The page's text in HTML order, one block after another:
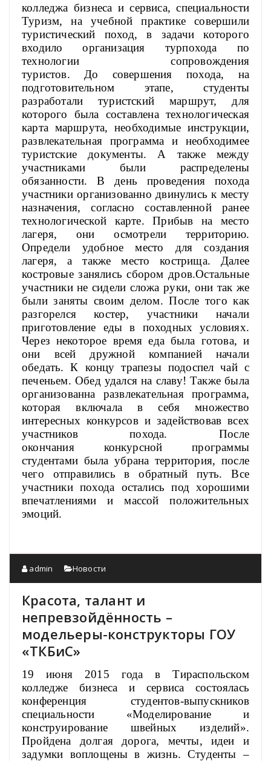
колледжа бизнеса и сервиса, специальности
Туризм, на учебной практике совершили
туристический поход, в задачи которого
входило организация турпохода по
технологии сопровождения
туристов. До совершения похода, на
подготовительном этапе, студенты
разработали туристский маршрут, для
которого была составлена технологическая
карта маршрута, необходимые инструкции,
развлекательная программа и необходимее
туристские документы. А также между
участниками были распределены
обязанности. В день проведения похода
участники организованно двинулись к месту
назначения, согласно составленной ранее
технологической карте. Прибыв на место
лагеря, они осмотрели территорию.
Определи удобное место для создания
лагеря, а также место кострища. Далее
костровые занялись сбором дров.Остальные
участники не сидели сложа руки, они так же
были заняты своим делом. После того как
разгорелся костер, участники начали
приготовление еды в походных условиях.
Через некоторое время еда была готова, и
они всей дружной компанией начали
обедать. К концу трапезы подоспел чай с
печеньем. Обед удался на славу! Также была
организованна развлекательная программа,
которая включала в себя множество
интересных конкурсов и задействовав всех
участников похода. После
окончания конкурсной программы
студентами была убрана территория, после
чего отправились в обратный путь. Все
участники похода остались под хорошими
впечатлениями и массой положительных
эмоций.
admin Новости
Красота, талант и
непревзойдённость –
модельеры-конструкторы ГОУ
«ТКБиС»
19 июня 2015 года в Тираспольском
колледже бизнеса и сервиса состоялась
конференция студентов-выпускников
специальности «Моделирование и
конструирование швейных изделий».
Пройдена долгая дорога, мечты, идеи и
задумки воплощены в жизнь.Студенты –